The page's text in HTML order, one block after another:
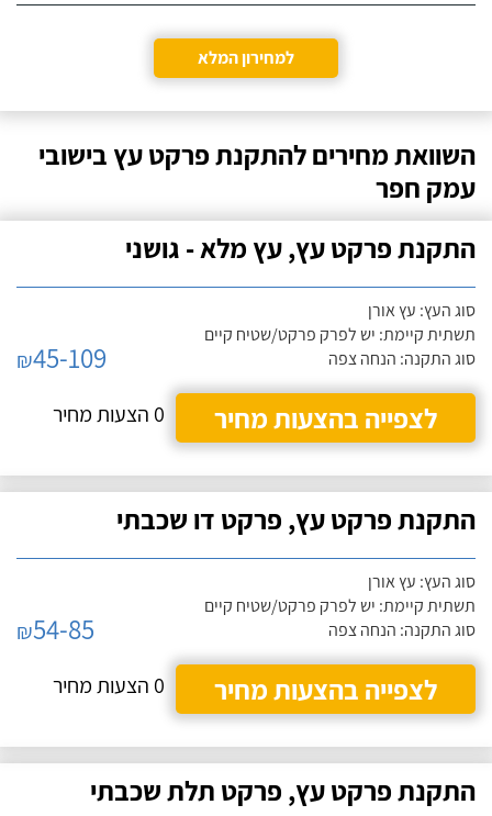
למחירון המלא
השוואת מחירים להתקנת פרקט עץ בישובי
עמק חפר
התקנת פרקט עץ, עץ מלא - גושני
סוג העץ: עץ אורן
תשתית קיימת: יש לפרק פרקט/שטיח קיים
סוג התקנה: הנחה צפה
₪45-109
לצפייה בהצעות מחיר
0 הצעות מחיר
התקנת פרקט עץ, פרקט דו שכבתי
סוג העץ: עץ אורן
תשתית קיימת: יש לפרק פרקט/שטיח קיים
סוג התקנה: הנחה צפה
₪54-85
לצפייה בהצעות מחיר
0 הצעות מחיר
התקנת פרקט עץ, פרקט תלת שכבתי